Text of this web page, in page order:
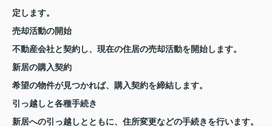
定します。
売却活動の開始
不動産会社と契約し、現在の住居の売却活動を開始します。
新居の購入契約
希望の物件が見つかれば、購入契約を締結します。
引っ越しと各種手続き
新居への引っ越しとともに、住所変更などの手続きを行います。